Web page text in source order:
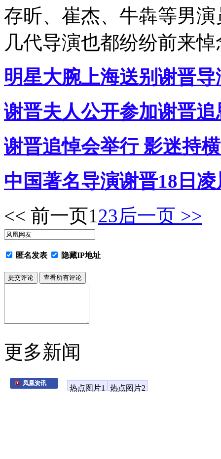
存昕、崔杰、牛犇等男
几代导演也都纷纷前来悼
明星大腕上海送别谢晋
谢晋夫人公开参加谢晋
谢晋追悼会举行 影迷持
中国著名导演谢晋18日
<< 前一页123后一页 >>
匿名发表 隐藏IP地址
更多新闻
凤凰资讯
热点图片1 热点图片2